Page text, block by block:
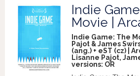
Indie
Movie |
Indie Game: The
Pajot & James
(ang.) + eST (cz) |
Lisanne Pajot,
versions: OR